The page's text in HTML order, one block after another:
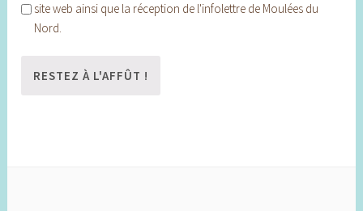
site web ainsi que la réception de l'infolettre de Moulées du
Nord.